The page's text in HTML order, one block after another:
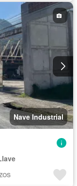
Nave Industrial